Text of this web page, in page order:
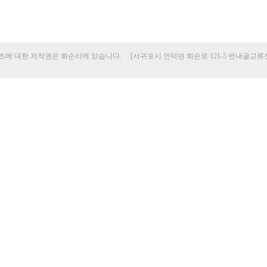
에 대한 저작권은 화순리에 있습니다. [서귀포시 안덕면 화순로 121-5 번내골교류